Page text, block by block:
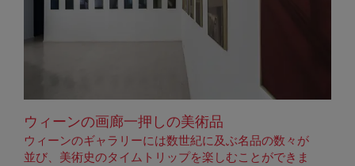
ウィーンの画廊一押しの美術品
ウィーンのギャラリーには数世紀に及ぶ名品の数々が
並び、美術史のタイムトリップを楽しむことができま